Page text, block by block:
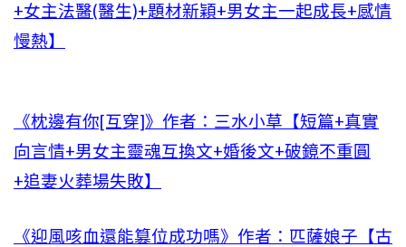
+女主法醫(醫生)+題材新穎+男女主一起成長+感情
慢熱】
《枕邊有你[互穿]》作者：三水小草【短篇+真實
向言情+男女主靈魂互換文+婚後文+破鏡不重圓
+追妻火葬場失敗】
《迎風咳血還能篡位成功嗎》作者：匹薩娘子【古